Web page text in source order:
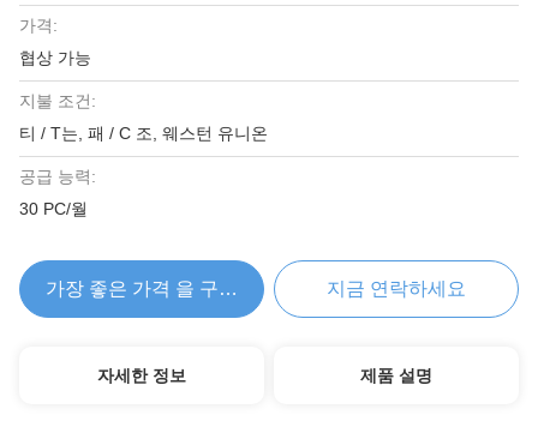
가격:
협상 가능
지불 조건:
티 / T는, 패 / C 조, 웨스턴 유니온
공급 능력:
30 PC/월
가장 좋은 가격 을 구하라 지금 연락하세요
자세한 정보 제품 설명